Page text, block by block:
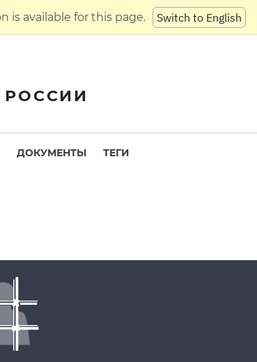
is available for this page. Switch to English
ДОКУМЕНТЫ ТЕГИ